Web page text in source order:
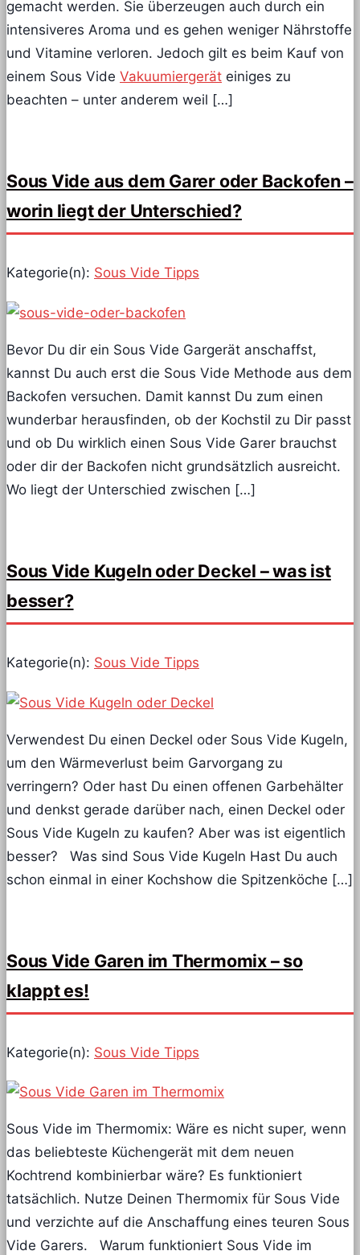
gemacht werden. Sie überzeugen auch durch ein
intensiveres Aroma und es gehen weniger Nährstoffe
und Vitamine verloren. Jedoch gilt es beim Kauf von
einem Sous Vide Vakuumiergerät einiges zu
beachten – unter anderem weil […]
Sous Vide aus dem Garer oder Backofen –
worin liegt der Unterschied?
Kategorie(n): Sous Vide Tipps
Bevor Du dir ein Sous Vide Gargerät anschaffst,
kannst Du auch erst die Sous Vide Methode aus dem
Backofen versuchen. Damit kannst Du zum einen
wunderbar herausfinden, ob der Kochstil zu Dir passt
und ob Du wirklich einen Sous Vide Garer brauchst
oder dir der Backofen nicht grundsätzlich ausreicht.
Wo liegt der Unterschied zwischen […]
Sous Vide Kugeln oder Deckel – was ist
besser?
Kategorie(n): Sous Vide Tipps
Verwendest Du einen Deckel oder Sous Vide Kugeln,
um den Wärmeverlust beim Garvorgang zu
verringern? Oder hast Du einen offenen Garbehälter
und denkst gerade darüber nach, einen Deckel oder
Sous Vide Kugeln zu kaufen? Aber was ist eigentlich
besser? Was sind Sous Vide Kugeln Hast Du auch
schon einmal in einer Kochshow die Spitzenköche […]
Sous Vide Garen im Thermomix – so
klappt es!
Kategorie(n): Sous Vide Tipps
Sous Vide im Thermomix: Wäre es nicht super, wenn
das beliebteste Küchengerät mit dem neuen
Kochtrend kombinierbar wäre? Es funktioniert
tatsächlich. Nutze Deinen Thermomix für Sous Vide
und verzichte auf die Anschaffung eines teuren Sous
Vide Garers. Warum funktioniert Sous Vide im